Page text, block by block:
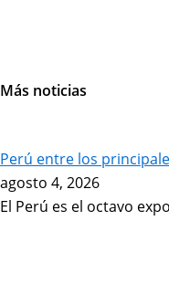
Más noticias
Perú entre los
agosto 4, 2026
El Perú es el octavo